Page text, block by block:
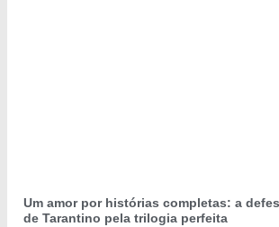
Um amor por histórias completas: a
de Tarantino pela trilogia perfeita